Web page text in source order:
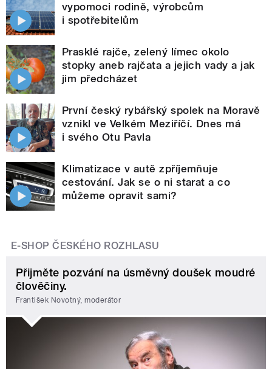
vypomoci rodině, výrobcům
i spotřebitelům
Prasklé rajče, zelený límec okolo
stopky aneb rajčata a jejich vady a jak
jim předcházet
První český rybářský spolek na Moravě
vznikl ve Velkém Meziříčí. Dnes má
i svého Otu Pavla
Klimatizace v autě zpříjemňuje
cestování. Jak se o ni starat a co
můžeme opravit sami?
E-SHOP ČESKÉHO ROZHLASU
Přijměte pozvání na úsměvný doušek moudré
člověčiny.
František Novotný, moderátor